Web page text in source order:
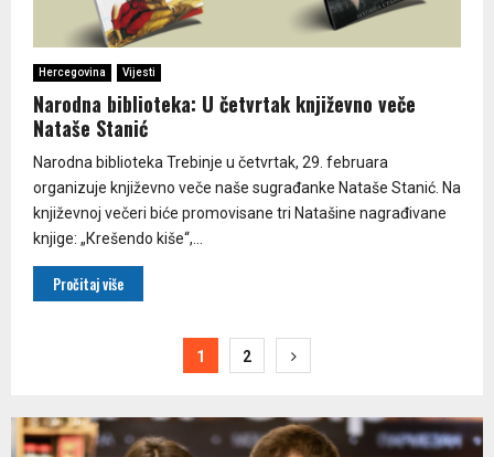
Hercegovina Vijesti
Narodna biblioteka: U četvrtak književno veče
Nataše Stanić
Narodna biblioteka Trebinje u četvrtak, 29. februara
organizuje književno veče naše sugrađanke Nataše Stanić. Na
književnoj večeri biće promovisane tri Natašine nagrađivane
knjige: „Кrešendo kiše“,...
Pročitaj više
1 2